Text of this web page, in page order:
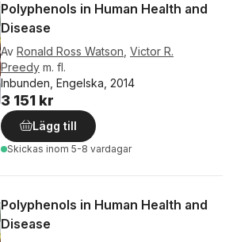
Polyphenols in Human Health and
Disease
Av Ronald Ross Watson Victor R.
Preedy m. fl.
Inbunden, Engelska, 2014
3 151 kr
Lägg till
Skickas inom 5-8 vardagar
Polyphenols in Human Health and
Disease